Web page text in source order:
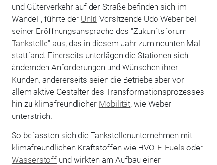
und Güterverkehr auf der Straße befinden sich im
Wandel", führte der Uniti-Vorsitzende Udo Weber bei
seiner Eröffnungsansprache des "Zukunftsforum
Tankstelle" aus, das in diesem Jahr zum neunten Mal
stattfand. Einerseits unterlägen die Stationen sich
ändernden Anforderungen und Wünschen ihrer
Kunden, andererseits seien die Betriebe aber vor
allem aktive Gestalter des Transformationsprozesses
hin zu klimafreundlicher Mobilität, wie Weber
unterstrich.
So befassten sich die Tankstellenunternehmen mit
klimafreundlichen Kraftstoffen wie HVO, E-Fuels oder
Wasserstoffund wirkten am Aufbau einer